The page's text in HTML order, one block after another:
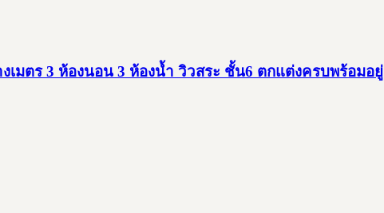
งเมตร 3 ห้องนอน 3 ห้องน้ำ วิวสระ ชั้น6 ตกแต่งครบพร้อมอยู่